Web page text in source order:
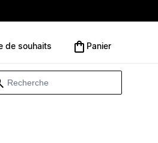
de souhaits Panier